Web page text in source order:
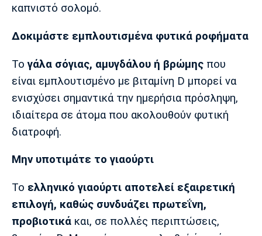
καπνιστό σολομό.
Δοκιμάστε εμπλουτισμένα φυτικά ροφήματα
Το γάλα σόγιας, αμυγδάλου ή βρώμης που
είναι εμπλουτισμένο με βιταμίνη D μπορεί να
ενισχύσει σημαντικά την ημερήσια πρόσληψη,
ιδιαίτερα σε άτομα που ακολουθούν φυτική
διατροφή.
Μην υποτιμάτε το γιαούρτι
Το ελληνικό γιαούρτι αποτελεί εξαιρετική
επιλογή, καθώς συνδυάζει πρωτεΐνη,
προβιοτικά και, σε πολλές περιπτώσεις,